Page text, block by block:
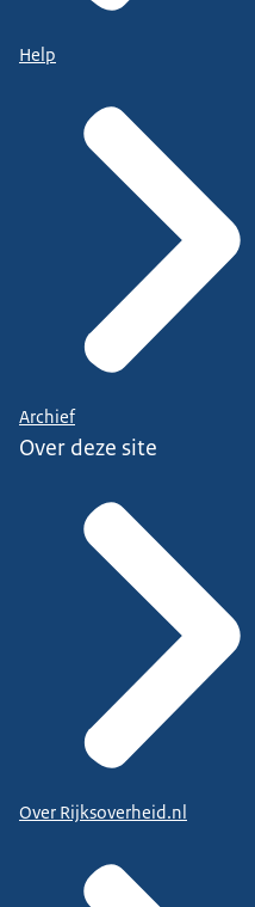
Help
Archief
Over deze site
Over Rijksoverheid.nl